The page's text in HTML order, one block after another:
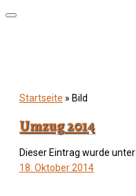
Startseite » Bild
Umzug 2014
Dieser Eintrag wurde unter
18. Oktober 2014